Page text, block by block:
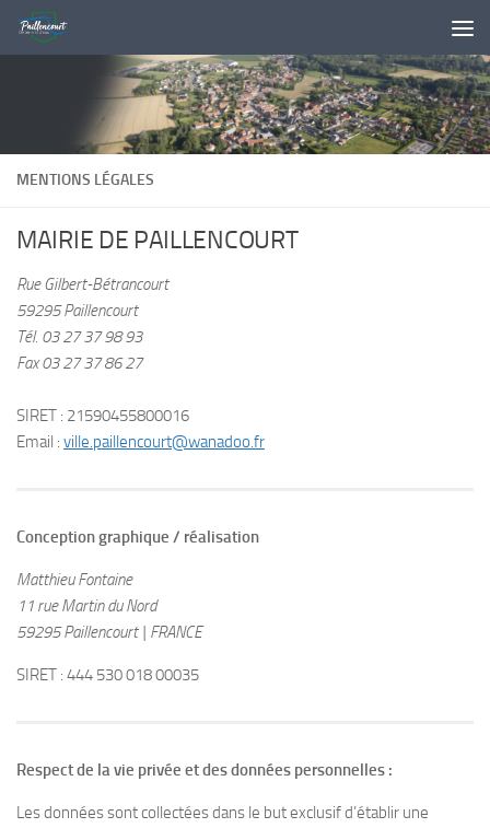
Skip to content
MENTIONS LÉGALES
MAIRIE DE PAILLENCOURT
Rue Gilbert-Bétrancourt
59295 Paillencourt
Tél. 03 27 37 98 93
Fax 03 27 37 86 27
SIRET : 21590455800016
Email : ville.paillencourt@wanadoo.fr
Conception graphique / réalisation
Matthieu Fontaine
11 rue Martin du Nord
59295 Paillencourt | FRANCE
SIRET : 444 530 018 00035
Respect de la vie privée et des données personnelles :
Les données sont collectées dans le but exclusif d’établir une